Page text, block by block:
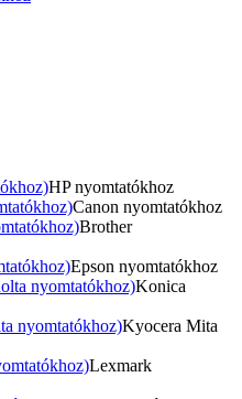
HP nyomtatókhoz
Canon nyomtatókhoz
Brother
Epson nyomtatókhoz
nyomtatókhoz)Konica
nyomtatókhoz)Kyocera Mita
Lexmark